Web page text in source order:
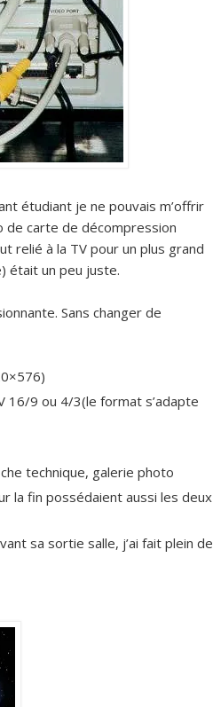
étudiant je ne pouvais m’offrir
de carte de décompression
relié à la TV pour un plus grand
était un peu juste.
Sans changer de
16/9 ou 4/3(le format s’adapte
technique, galerie photo
la fin possédaient aussi les deux
sa sortie salle, j’ai fait plein de